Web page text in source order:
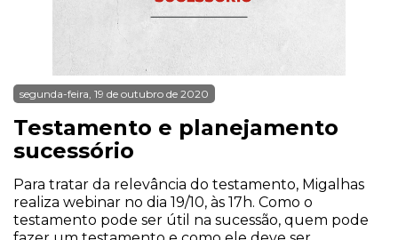
segunda-feira, 19 de outubro de 2020
Testamento e planejamento
sucessório
Para tratar da relevância do testamento, Migalhas
realiza webinar no dia 19/10, às 17h. Como o
testamento pode ser útil na sucessão, quem pode